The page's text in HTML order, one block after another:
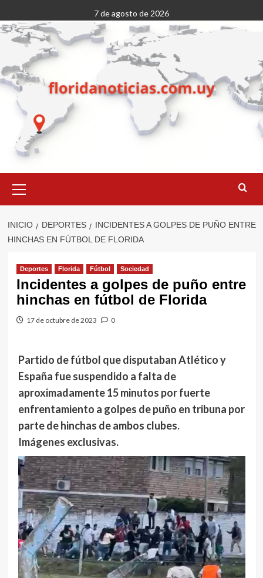
al
contenido
7 de agosto de 2026
primario
INICIO DEPORTES
INCIDENTES A GOLPES DE PUÑO ENTRE
HINCHAS EN FÚTBOL DE FLORIDA
Deportes Florida Fútbol Sociedad
Incidentes a golpes de puño entre
hinchas en fútbol de Florida
17 de octubre de 2023 0
Partido de fútbol que disputaban Atlético y
España fue suspendido a falta de
aproximadamente 15 minutos por fuerte
enfrentamiento a golpes de puño en tribuna por
parte de hinchas de ambos clubes.
Imágenes exclusivas.